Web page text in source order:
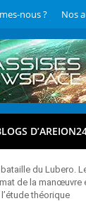
nous ? Nos
du Lubero.
de la manœuvre
théorique